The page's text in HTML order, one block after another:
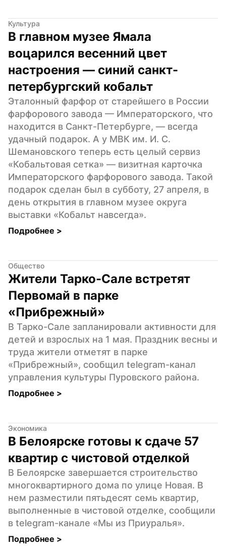
Культура
В главном музее Ямала
воцарился весенний цвет
настроения — синий санкт-
петербургский кобальт
Эталонный фарфор от старейшего в России
фарфорового завода — Императорского, что
находится в Санкт-Петербурге, — всегда
удачный подарок. А у МВК им. И. С.
Шемановского теперь есть целый сервиз
«Кобальтовая сетка» — визитная карточка
Императорского фарфорового завода. Такой
подарок сделан был в субботу, 27 апреля, в
день открытия в главном музее округа
выставки «Кобальт навсегда».
Подробнее >
Общество
Жители Тарко-Сале встретят
Первомай в парке
«Прибрежный»
В Тарко-Сале запланировали активности для
детей и взрослых на 1 мая. Праздник весны и
труда жители отметят в парке
«Прибрежный», сообщил telegram-канал
управления культуры Пуровского района.
Подробнее >
Экономика
В Белоярске готовы к сдаче 57
квартир с чистовой отделкой
В Белоярске завершается строительство
многоквартирного дома по улице Новая. В
нем разместили пятьдесят семь квартир,
выполненные в чистовой отделке, сообщили
в telegram-канале «Мы из Приуралья».
Подробнее >